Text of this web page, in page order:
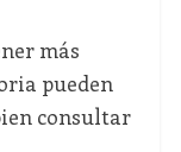
más
pueden
consultar